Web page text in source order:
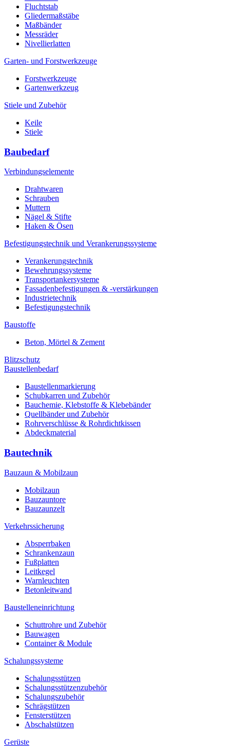
Fluchtstab
Gliedermaßstäbe
Maßbänder
Messräder
Nivellierlatten
Garten- und Forstwerkzeuge
Forstwerkzeuge
Gartenwerkzeug
Stiele und Zubehör
Keile
Stiele
Baubedarf
Verbindungselemente
Drahtwaren
Schrauben
Muttern
Nägel & Stifte
Haken & Ösen
Befestigungstechnik und Verankerungssysteme
Verankerungstechnik
Bewehrungssysteme
Transportankersysteme
Fassadenbefestigungen & -verstärkungen
Industrietechnik
Befestigungstechnik
Baustoffe
Beton, Mörtel & Zement
Blitzschutz
Baustellenbedarf
Baustellenmarkierung
Schubkarren und Zubehör
Bauchemie, Klebstoffe & Klebebänder
Quellbänder und Zubehör
Rohrverschlüsse & Rohrdichtkissen
Abdeckmaterial
Bautechnik
Bauzaun & Mobilzaun
Mobilzaun
Bauzauntore
Bauzaunzelt
Verkehrssicherung
Absperrbaken
Schrankenzaun
Fußplatten
Leitkegel
Warnleuchten
Betonleitwand
Baustelleneinrichtung
Schuttrohre und Zubehör
Bauwagen
Container & Module
Schalungssysteme
Schalungsstützen
Schalungsstützenzubehör
Schalungszubehör
Schrägstützen
Fensterstützen
Abschalstützen
Gerüste